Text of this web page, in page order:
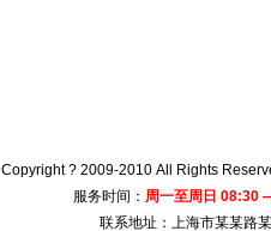
Copyright ? 2009-2010 All Rights
服务时间： 周一至周日 08:30
联系地址：上海市某某路